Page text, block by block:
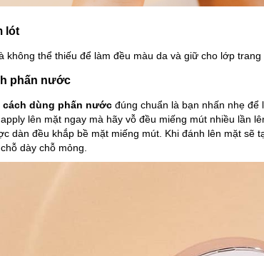
lót
không thể thiếu để làm đều màu da và giữ cho lớp trang
phấn nước
cách dùng phấn nước đúng chuẩn là bạn nhấn nhẹ
lên mặt ngay mà hãy vỗ đều miếng mút nhiều lần
dàn đều khắp bề mặt miếng mút. Khi đánh lên mặt sẽ
dày chỗ mỏng.